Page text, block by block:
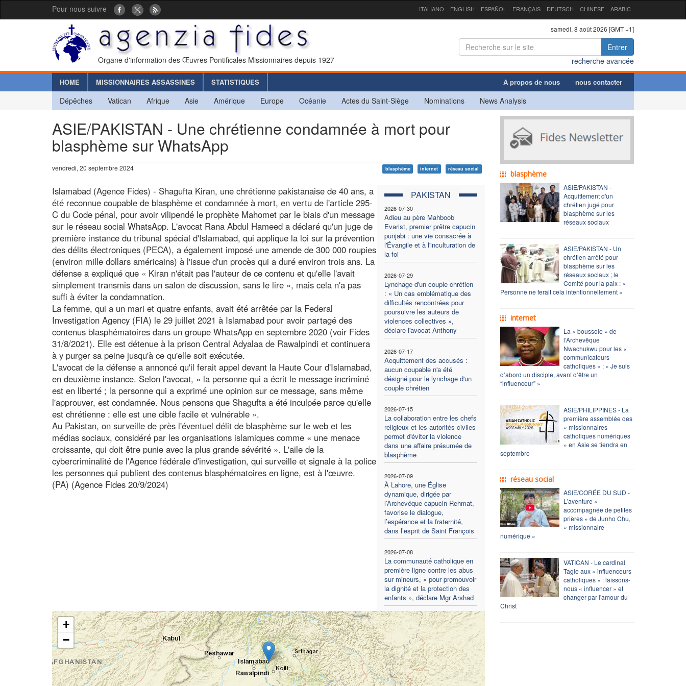
Pour nous suivre ITALIANO ENGLISH ESPAÑOL FRANÇAIS DEUTSCH CHINESE ARABIC
Organe d'information des Œuvres Pontificales Missionnaires depuis 1927
samedi, 8 août 2026 [GMT +1]
Entrer
recherche avancée
HOME MISSIONNAIRES ASSASSINES STATISTIQUES A propos de nous nous contacter
Dépêches Vatican Afrique Asie Amérique Europe Océanie Actes du Saint-Siège Nominations News Analysis
ASIE/PAKISTAN - Une chrétienne condamnée à mort pour
blasphème sur WhatsApp
vendredi, 20 septembre 2024 blasphème internet réseau social
PAKISTAN
2026-07-30
Adieu au père Mahboob
Evarist, premier prêtre capucin
punjabi : une vie consacrée à
l'Évangile et à l'inculturation de
la foi
2026-07-29
Lynchage d'un couple chrétien
: « Un cas emblématique des
difficultés rencontrées pour
poursuivre les auteurs de
violences collectives »,
déclare l'avocat Anthony
2026-07-17
Acquittement des accusés :
aucun coupable n'a été
désigné pour le lynchage d'un
couple chrétien
2026-07-15
La collaboration entre les chefs
religieux et les autorités civiles
permet d'éviter la violence
dans une affaire présumée de
blasphème
2026-07-09
À Lahore, une Église
dynamique, dirigée par
l’Archevêque capucin Rehmat,
favorise le dialogue,
l’espérance et la fraternité,
dans l’esprit de Saint François
2026-07-08
La communauté catholique en
première ligne contre les abus
sur mineurs, « pour promouvoir
la dignité et la protection des
enfants », déclare Mgr Arshad
Islamabad (Agence Fides) - Shagufta Kiran, une chrétienne pakistanaise de 40 ans, a
été reconnue coupable de blasphème et condamnée à mort, en vertu de l'article 295-
C du Code pénal, pour avoir vilipendé le prophète Mahomet par le biais d'un message
sur le réseau social WhatsApp. L'avocat Rana Abdul Hameed a déclaré qu'un juge de
première instance du tribunal spécial d'Islamabad, qui applique la loi sur la prévention
des délits électroniques (PECA), a également imposé une amende de 300 000 roupies
(environ mille dollars américains) à l'issue d'un procès qui a duré environ trois ans. La
défense a expliqué que « Kiran n'était pas l'auteur de ce contenu et qu'elle l'avait
simplement transmis dans un salon de discussion, sans le lire », mais cela n'a pas
suffi à éviter la condamnation.
La femme, qui a un mari et quatre enfants, avait été arrêtée par la Federal
Investigation Agency (FIA) le 29 juillet 2021 à Islamabad pour avoir partagé des
contenus blasphématoires dans un groupe WhatsApp en septembre 2020 (voir Fides
31/8/2021). Elle est détenue à la prison Central Adyalaa de Rawalpindi et continuera
à y purger sa peine jusqu'à ce qu'elle soit exécutée.
L'avocat de la défense a annoncé qu'il ferait appel devant la Haute Cour d'Islamabad,
en deuxième instance. Selon l'avocat, « la personne qui a écrit le message incriminé
est en liberté ; la personne qui a exprimé une opinion sur ce message, sans même
l'approuver, est condamnée. Nous pensons que Shagufta a été inculpée parce qu'elle
est chrétienne : elle est une cible facile et vulnérable ».
Au Pakistan, on surveille de près l'éventuel délit de blasphème sur le web et les
médias sociaux, considéré par les organisations islamiques comme « une menace
croissante, qui doit être punie avec la plus grande sévérité ». L'aile de la
cybercriminalité de l'Agence fédérale d'investigation, qui surveille et signale à la police
les personnes qui publient des contenus blasphématoires en ligne, est à l'œuvre.
(PA) (Agence Fides 20/9/2024)
+
−
blasphème
ASIE/PAKISTAN -
Acquittement d'un
chrétien jugé pour
blasphème sur les
réseaux sociaux
ASIE/PAKISTAN - Un
chrétien arrêté pour
blasphème sur les
réseaux sociaux ; le
Comité pour la paix : «
Personne ne ferait cela intentionnellement »
internet
La « boussole » de
l’Archevêque
Nwachukwu pour les «
communicateurs
catholiques » : « Je suis
d’abord un disciple, avant d’être un
“influenceur” »
ASIE/PHILIPPINES - La
première assemblée des
« missionnaires
catholiques numériques
» en Asie se tiendra en
septembre
réseau social
ASIE/CORÉE DU SUD -
L'aventure «
accompagnée de petites
prières » de Junho Chu,
« missionnaire
numérique »
VATICAN - Le cardinal
Tagle aux « influenceurs
catholiques » : laissons-
nous « influencer » et
changer par l'amour du
Christ